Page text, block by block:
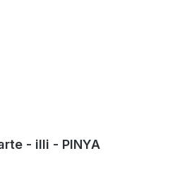
- illi - PINYA